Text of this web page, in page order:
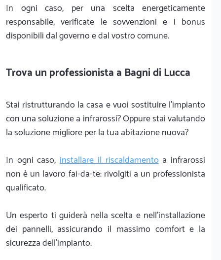
In ogni caso, per una scelta energeticamente
responsabile, verificate le sovvenzioni e i bonus
disponibili dal governo e dal vostro comune.
Trova un professionista a Bagni di Lucca
Stai ristrutturando la casa e vuoi sostituire l’impianto
con una soluzione a infrarossi? Oppure stai valutando
la soluzione migliore per la tua abitazione nuova?
In ogni caso,installare il riscaldamentoa infrarossi
non è un lavoro fai-da-te: rivolgiti a un professionista
qualificato.
Un esperto ti guiderà nella scelta e nell’installazione
dei pannelli, assicurando il massimo comfort e la
sicurezza dell’impianto.